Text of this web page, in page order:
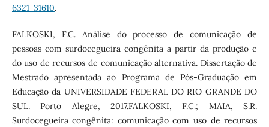
6321-31610.
FALKOSKI, F.C. Análise do processo de comunicação de
pessoas com surdocegueira congênita a partir da produção e
do uso de recursos de comunicação alternativa. Dissertação de
Mestrado apresentada ao Programa de Pós-Graduação em
Educação da UNIVERSIDADE FEDERAL DO RIO GRANDE DO
SUL. Porto Alegre, 2017.FALKOSKI, F.C.; MAIA, S.R.
Surdocegueira congênita: comunicação com uso de recursos